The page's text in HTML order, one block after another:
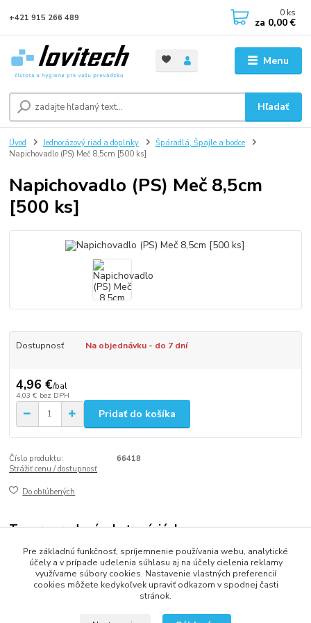
Menu
Hľadať
+421 915 266 489 0 ks
za 0,00 €
Úvod Jednorázový riad a doplnky
Špáradlá, Špajle a bodce
Napichovadlo (PS) Meč 8,5cm [500 ks]
Napichovadlo (PS) Meč 8,5cm
[500 ks]
Dostupnosť Na objednávku - do 7 dní
4,96 €/bal
4,03 € bez DPH
Pridať do košíka
Číslo produktu:
66418
Strážiť cenu / dostupnosť
Do obľúbených
Tovar zaradený v kategóriách
Špáradlá, Špajle a bodce
Pre základnú funkčnosť, spríjemnenie používania webu, analytické
účely a v prípade udelenia súhlasu aj na účely cielenia reklamy
využívame súbory cookies. Nastavenie vlastných preferencií
cookies môžete kedykoľvek upraviť odkazom v spodnej časti
stránok.